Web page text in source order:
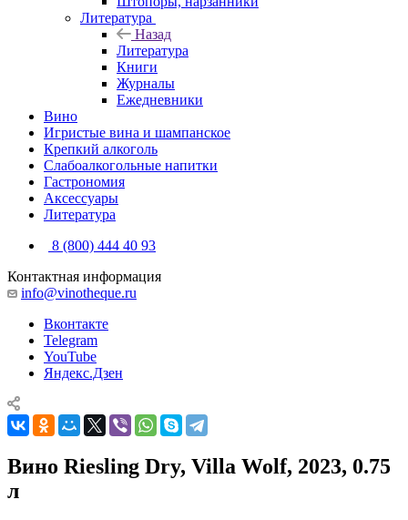
Литература
Назад
Литература
Книги
Журналы
Ежедневники
Вино
Игристые вина и шампанское
Крепкий алкоголь
Слабоалкогольные напитки
Гастрономия
Аксессуары
Литература
8 (800) 444 40 93
Контактная информация
info@vinotheque.ru
Вконтакте
Telegram
YouTube
Яндекс.Дзен
Вино Riesling Dry, Villa Wolf, 2023, 0.75
л